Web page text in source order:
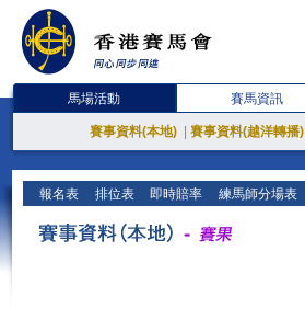
馬場活動 賽馬資訊
賽事資料(本地) 賽事資料(越洋轉播)
報名表 排位表 即時賠率 練馬師分場表